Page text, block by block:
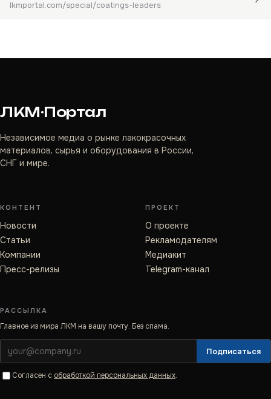
lkmportal.com/special/coatings-leaders
ЛКМ·Портал
Независимое медиа о рынке лакокрасочных
материалов, сырья и оборудования в России,
СНГ и мире.
КОНТЕНТ
Новости
Статьи
Компании
Пресс-релизы
ПРОЕКТ
О проекте
Рекламодателям
Медиакит
Telegram-канал
РАССЫЛКА
Главное из мира ЛКМ на вашу почту. Без спама.
Подписаться
Согласен с обработкой персональных данных.